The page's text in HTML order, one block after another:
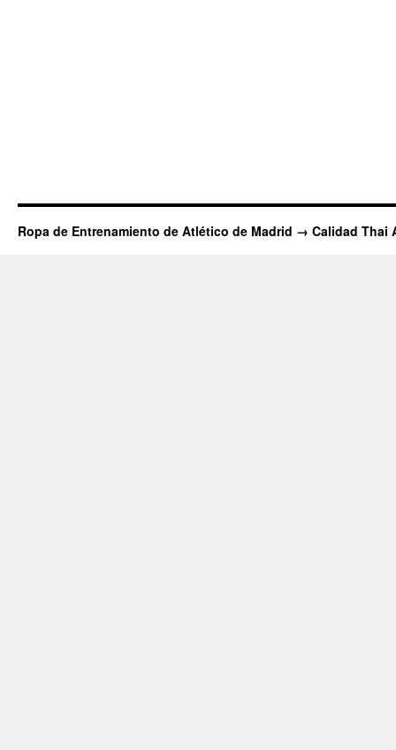
Ropa de Entrenamiento de Atlético de Madrid → Calidad Thai